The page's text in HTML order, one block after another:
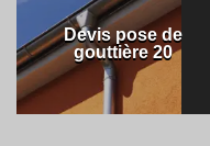
Devis pose de
gouttière 20